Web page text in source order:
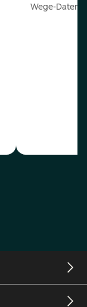
Wege-Daten-